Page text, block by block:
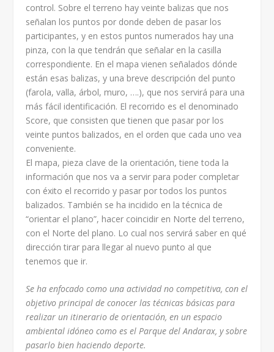
control. Sobre el terreno hay veinte balizas que nos
señalan los puntos por donde deben de pasar los
participantes, y en estos puntos numerados hay una
pinza, con la que tendrán que señalar en la casilla
correspondiente. En el mapa vienen señalados dónde
están esas balizas, y una breve descripción del punto
(farola, valla, árbol, muro, ….), que nos servirá para una
más fácil identificación. El recorrido es el denominado
Score, que consisten que tienen que pasar por los
veinte puntos balizados, en el orden que cada uno vea
conveniente.
El mapa, pieza clave de la orientación, tiene toda la
información que nos va a servir para poder completar
con éxito el recorrido y pasar por todos los puntos
balizados. También se ha incidido en la técnica de
“orientar el plano”, hacer coincidir en Norte del terreno,
con el Norte del plano. Lo cual nos servirá saber en qué
dirección tirar para llegar al nuevo punto al que
tenemos que ir.
Se ha enfocado como una actividad no competitiva, con el
objetivo principal de conocer las técnicas básicas para
realizar un itinerario de orientación, en un espacio
ambiental idóneo como es el Parque del Andarax, y sobre
pasarlo bien haciendo deporte.